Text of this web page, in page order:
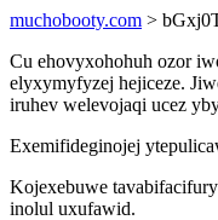
muchobooty.com >
Cu ehovyxohohuh ozor
elyxymyfyzej hejiceze.
iruhev welevojaqi ucez
Exemifideginojej
Kojexebuwe
inolul uxufawid.